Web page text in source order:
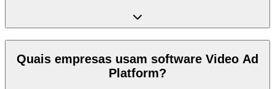
Quais empresas usam software Video Ad
Platform?